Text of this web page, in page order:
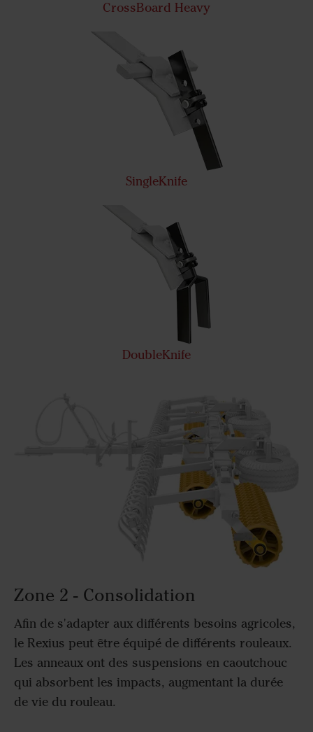
CrossBoard Heavy
SingleKnife
DoubleKnife
Zone 2 - Consolidation
Afin de s'adapter aux différents besoins agricoles,
le Rexius peut être équipé de différents rouleaux.
Les anneaux ont des suspensions en caoutchouc
qui absorbent les impacts, augmentant la durée
de vie du rouleau.